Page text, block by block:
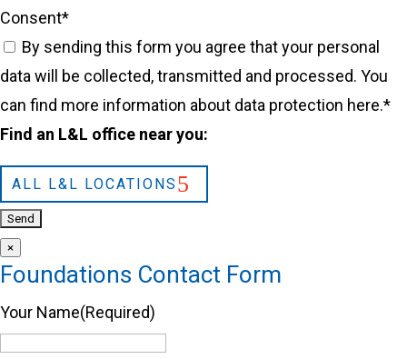
Consent*
By sending this form you agree that your personal
data will be collected, transmitted and processed. You
can find more information about data protection here.*
Find an L&L office near you:
ALL L&L LOCATIONS
×
Foundations Contact Form
Your Name(Required)